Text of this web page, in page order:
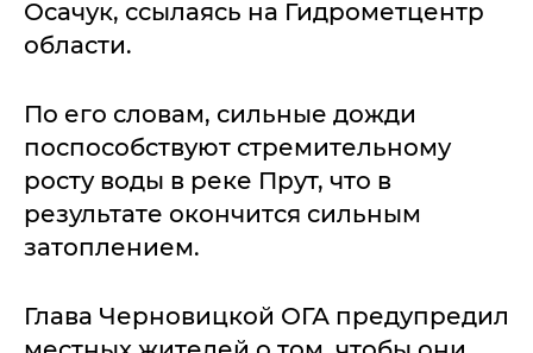
Осачук, ссылаясь на Гидрометцентр
области.
По его словам, сильные дожди
поспособствуют стремительному
росту воды в реке Прут, что в
результате окончится сильным
затоплением.
Глава Черновицкой ОГА предупредил